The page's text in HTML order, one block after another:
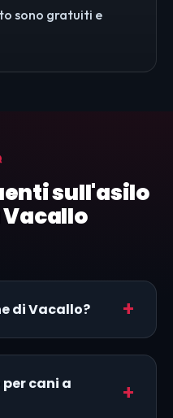
sono gratuiti e
sull'asilo
Vacallo
di Vacallo?
cani a